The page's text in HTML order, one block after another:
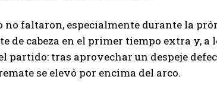
faltaron, especialmente durante la
de cabeza en el primer tiempo extra y, a
partido: tras aprovechar un despeje
se elevó por encima del arco.